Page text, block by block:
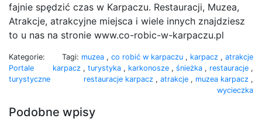
fajnie spędzić czas w Karpaczu. Restauracji, Muzea,
Atrakcje, atrakcyjne miejsca i wiele innych znajdziesz
to u nas na stronie www.co-robic-w-karpaczu.pl
Kategorie:
Portale
turystyczne
Tagi: muzea , co robić w karpaczu , karpacz , atrakcje
karpacz , turystyka , karkonosze , śnieżka , restauracje ,
restauracje karpacz , atrakcje , muzea karpacz ,
wycieczka
Podobne wpisy